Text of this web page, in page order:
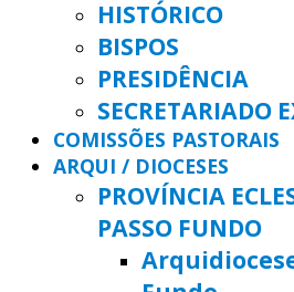
HISTÓRICO
BISPOS
PRESIDÊNCIA
SECRETARIADO
COMISSÕES PASTORAIS
ARQUI / DIOCESES
PROVÍNCIA
PASSO FUNDO